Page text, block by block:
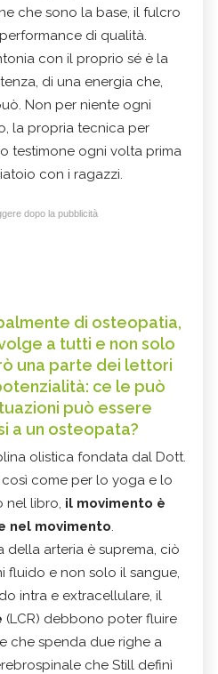
che sono la base, il fulcro
di qualità.
con il proprio sé è la
di una energia che,
Non per niente ogni
la propria tecnica per
testimone ogni volta prima
con i ragazzi.
dopo la pubblicità
di osteopatia,
a tutti e non solo
una parte dei lettori
ce le può
può essere
a un osteopata?
olistica fondata dal Dott.
così come per lo yoga e lo
nel libro, il movimento è
nel movimento.
arteria è suprema, ciò
fluido e non solo il sangue,
intra e extracellulare, il
(LCR) debbono poter fluire
che spenda due righe a
che Still definì